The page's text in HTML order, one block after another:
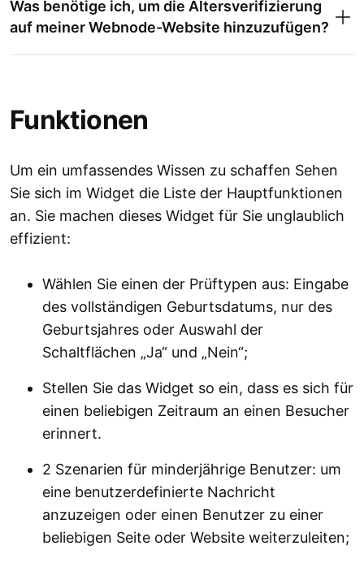
Was benötige ich, um die Altersverifizierung
auf meiner Webnode-Website hinzuzufügen?
Funktionen
Um ein umfassendes Wissen zu schaffen Sehen
Sie sich im Widget die Liste der Hauptfunktionen
an. Sie machen dieses Widget für Sie unglaublich
effizient:
Wählen Sie einen der Prüftypen aus: Eingabe
des vollständigen Geburtsdatums, nur des
Geburtsjahres oder Auswahl der
Schaltflächen „Ja“ und „Nein“;
Stellen Sie das Widget so ein, dass es sich für
einen beliebigen Zeitraum an einen Besucher
erinnert.
2 Szenarien für minderjährige Benutzer: um
eine benutzerdefinierte Nachricht
anzuzeigen oder einen Benutzer zu einer
beliebigen Seite oder Website weiterzuleiten;